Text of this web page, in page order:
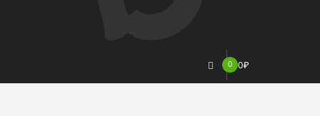
0 0₽